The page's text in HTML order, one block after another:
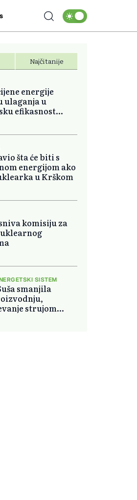
Najčitanije
energije
ulaganja u
efikasnost
šta će biti s
energijom ako
u Krškom
komisiju za
SISTEM
smanjila
strujom